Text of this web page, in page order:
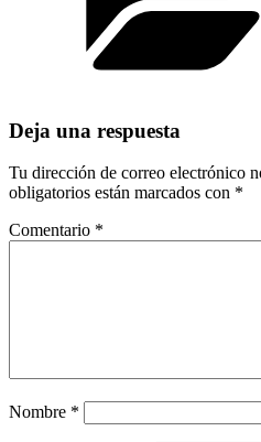
Deja una respuesta
Tu dirección de correo electrónico
obligatorios están marcados con *
Comentario *
Nombre *